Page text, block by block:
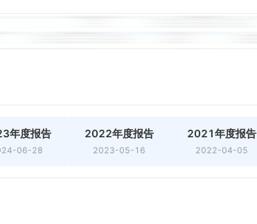
年度报告
06-28
2022年度报告
2023-05-16
2021年度报告
2022-04-05